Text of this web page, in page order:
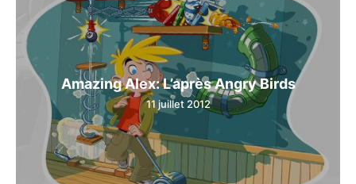
Amazing Alex: L’après Angry Birds
11 juillet 2012